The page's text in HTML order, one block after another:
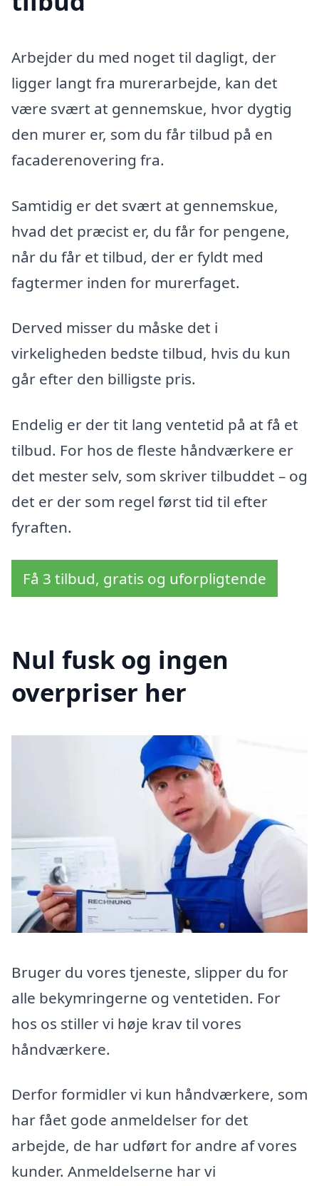
Arbejder du med noget til dagligt, der
ligger langt fra murerarbejde, kan det
være svært at gennemskue, hvor dygtig
den murer er, som du får tilbud på en
facaderenovering fra.
Samtidig er det svært at gennemskue,
hvad det præcist er, du får for pengene,
når du får et tilbud, der er fyldt med
fagtermer inden for murerfaget.
Derved misser du måske det i
virkeligheden bedste tilbud, hvis du kun
går efter den billigste pris.
Endelig er der tit lang ventetid på at få et
tilbud. For hos de fleste håndværkere er
det mester selv, som skriver tilbuddet – og
det er der som regel først tid til efter
fyraften.
Få 3 tilbud, gratis og uforpligtende
Nul fusk og ingen
overpriser her
Bruger du vores tjeneste, slipper du for
alle bekymringerne og ventetiden. For
hos os stiller vi høje krav til vores
håndværkere.
Derfor formidler vi kun håndværkere, som
har fået gode anmeldelser for det
arbejde, de har udført for andre af vores
kunder. Anmeldelserne har vi